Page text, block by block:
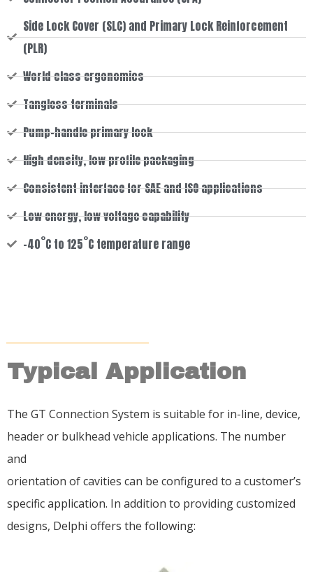
Side Lock Cover (SLC) and Primary Lock Reinforcement
(PLR)
World class ergonomics
Tangless terminals
Pump-handle primary lock
High density, low profile packaging
Consistent interface for SAE and ISO applications
Low energy, low voltage capability
-40˚C to 125˚C temperature range
Typical Application
The GT Connection System is suitable for in-line, device,
header or bulkhead vehicle applications. The number
and
orientation of cavities can be configured to a customer’s
specific application. In addition to providing customized
designs, Delphi offers the following: